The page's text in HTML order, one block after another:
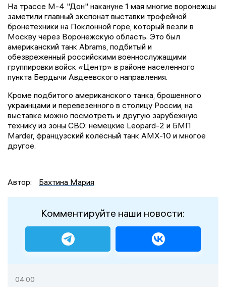
На трассе М-4 "Дон" накануне 1 мая многие воронежцы
заметили главный экспонат выставки трофейной
бронетехники на Поклонной горе, который везли в
Москву через Воронежскую область. Это был
американский танк Abrams, подбитый и
обезвреженный российскими военнослужащими
группировки войск «Центр» в районе населенного
пункта Бердычи Авдеевского направления.
Кроме подбитого американского танка, брошенного
украинцами и перевезенного в столицу России, на
выставке можно посмотреть и другую зарубежную
технику из зоны СВО: немецкие Leopard-2 и БМП
Marder, французский колёсный танк AMX-10 и многое
другое.
Автор: Бахтина Мария
Комментируйте наши новости:
04:00